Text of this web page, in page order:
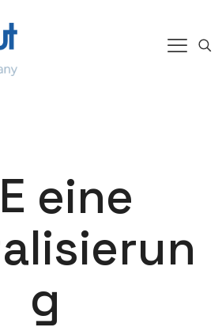
eine
g